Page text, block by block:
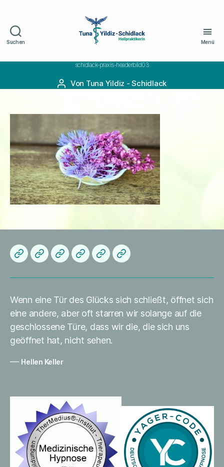
Suchen
Schidlack
Menü
schidlack-praxis-headerbild03
Beitragsautor
Von Tuna Yildiz - Schidlack
HerzlichStartseite
AboutDie
Datenschutzerklärung
Impressum
Wenn eine Tür des Glücks sich schließt, öffnet sich
eine andere, aber oft starren wir solange auf die
geschlossene Türe, dass wir die, die sich uns
geöffnet hat, nicht sehen.
— Hellen Keller